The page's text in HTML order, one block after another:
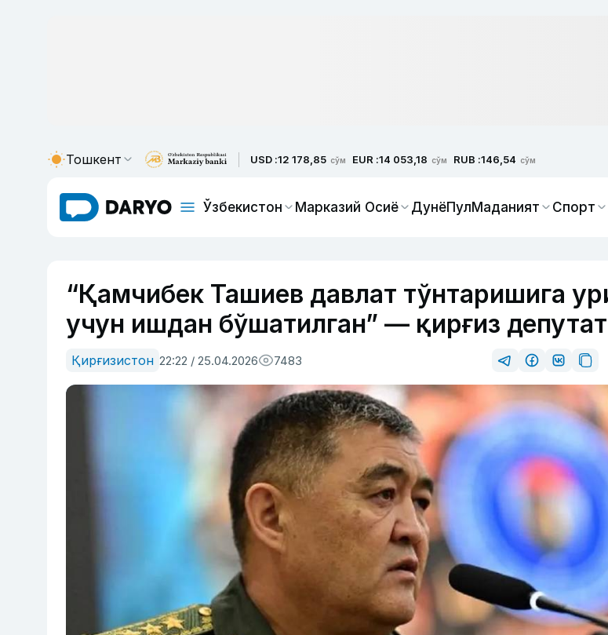
Тошкент USD :12 178,85 сўм EUR :14 053,18 сўм RUB :146,54 сўм
Ўзбекистон Марказий Осиё ДунёПулМаданият Спорт
“Қамчибек Ташиев давлат тўнтаришига
учун ишдан бўшатилган” — қирғиз
Қирғизистон 22:22 / 25.04.2026 7483